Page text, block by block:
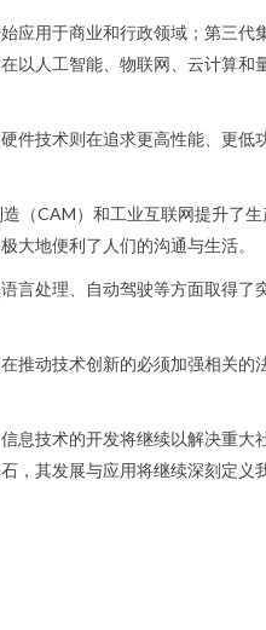
应用于商业和行政领域；第三代
以人工智能、物联网、云计算和
件技术则在追求更高性能、更低
（CAM）和工业互联网提升了
大地便利了人们的沟通与生活。
言处理、自动驾驶等方面取得了
推动技术创新的必须加强相关的
息技术的开发将继续以解决重大
其发展与应用将继续深刻定义